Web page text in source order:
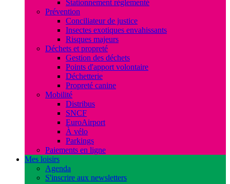
Stationnement règlementé
Prévention
Conciliateur de justice
Insectes exotiques envahissants
Risques majeurs
Déchets et propreté
Gestion des déchets
Points d'apport volontaire
Déchetterie
Propreté canine
Mobilité
Distribus
SNCF
EuroAirport
À vélo
Parkings
Paiements en ligne
Mes loisirs
Agenda
S'inscrire aux newsletters